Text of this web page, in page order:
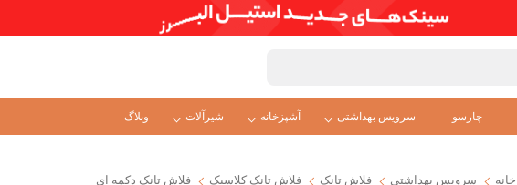
چارسو سرویس بهداشتی آشپزخانه شیرآلات وبلاگ
خانه سرویس بهداشتی فلاش تانک فلاش تانک کلاسیک فلاش تانک دکمه ای